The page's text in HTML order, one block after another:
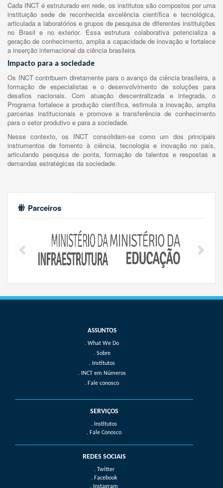
Cada INCT é estruturado em rede, os institutos são compostos por uma
instituição sede de reconhecida excelência científica e tecnológica,
articulada a laboratórios e grupos de pesquisa de diferentes instituições
no Brasil e no exterior. Essa estrutura colaborativa potencializa a
geração de conhecimento, amplia a capacidade de inovação e fortalece
a inserção internacional da ciência brasileira.
Impacto para a sociedade
Os INCT contribuem diretamente para o avanço da ciência brasileira, a
formação de especialistas e o desenvolvimento de soluções para
desafios nacionais. Com atuação descentralizada e integrada, o
Programa fortalece a produção científica, estimula a inovação, amplia
parcerias institucionais e promove a transferência de conhecimento
para o setor produtivo e para a sociedade.
Nesse contexto, os INCT consolidam-se como um dos principais
instrumentos de fomento à ciência, tecnologia e inovação no país,
articulando pesquisa de ponta, formação de talentos e respostas a
demandas estratégicas da sociedade.
Parceiros
What We Do
Sobre
Institutos
INCT em Números
Fale conosco
SERVIÇOS
. Institutos
. Fale Conosco
REDES SOCIAIS
. Twitter
. Facebook
. Instagram